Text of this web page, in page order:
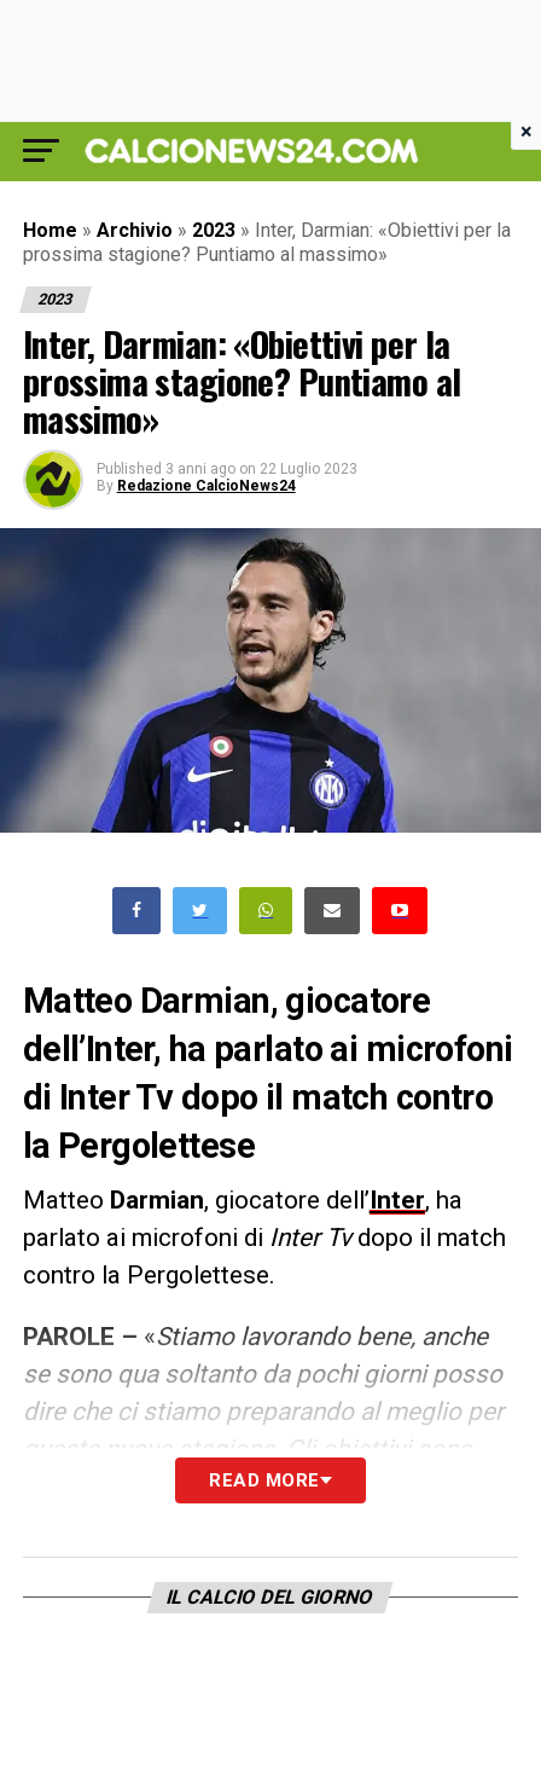
Home » Archivio » 2023 » Inter, Darmian: «Obiettivi per la
prossima stagione? Puntiamo al massimo»
2023
Inter, Darmian: «Obiettivi per la
prossima stagione? Puntiamo al
massimo»
Published 3 anni ago on 22 Luglio 2023
By Redazione CalcioNews24
Matteo Darmian, giocatore
dell’Inter, ha parlato ai microfoni
di Inter Tv dopo il match contro
la Pergolettese
Matteo Darmian, giocatore dell’Inter, ha
parlato ai microfoni di Inter Tvdopo il match
contro la Pergolettese.
PAROLE – «Stiamo lavorando bene, anche
se sono qua soltanto da pochi giorni posso
dire che ci stiamo preparando al meglio per
questa nuova stagione. Gli obiettivi sono
sempre gli stessi degli anni scorsi: puntiamo
club così importante come l’Inter gli obiettivi
devono essere quelli e lavoreremo per
READ MORE
IL CALCIO DEL GIORNO
×